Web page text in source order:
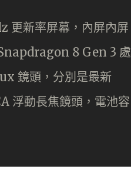
更新率屏幕，內屏內屏
8 Gen 3 處
鏡頭，分別是最新
浮動⻑焦鏡頭，電池容